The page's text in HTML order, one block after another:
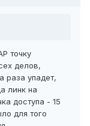
точку
делов,
раза упадет,
линк на
доступа - 15
для того